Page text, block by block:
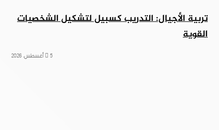
تربية الأجيال: التدريب كسبيل لتشكيل الشخصيات
القوية
5 أغسطس، 2026